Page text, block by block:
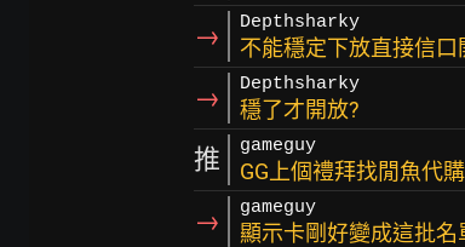
→ Depthsharky
不能穩定下放直接信
→ Depthsharky
穩了才開放?
推 gameguy
GG上個禮拜找閒魚代
→ gameguy
顯示卡剛好變成這批名